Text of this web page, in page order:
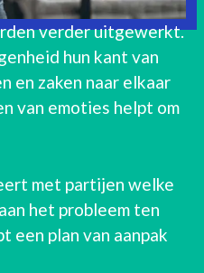
verder uitgewerkt.
hun kant van
en zaken naar elkaar
van emoties helpt om
met partijen welke
het probleem ten
een plan van aanpak